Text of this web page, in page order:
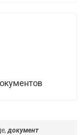
документ